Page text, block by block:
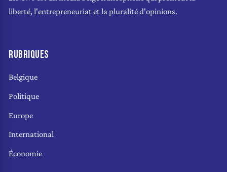
liberté, l'entrepreneuriat et la pluralité d'opinions.
RUBRIQUES
Belgique
Politique
Europe
International
Économie